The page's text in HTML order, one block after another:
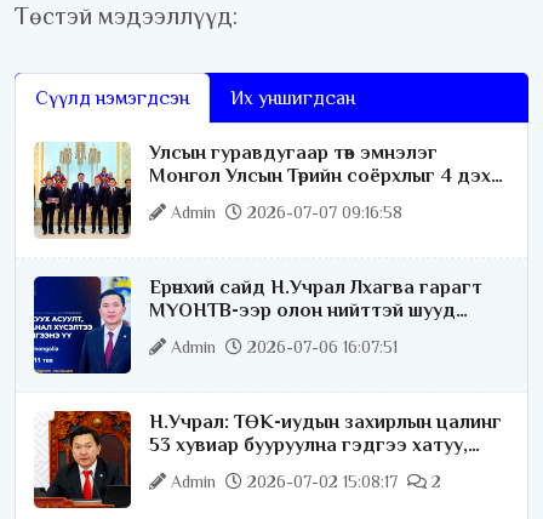
Төстэй мэдээллүүд:
Сүүлд нэмэгдсэн Их уншигдсан
Улсын гуравдугаар төв эмнэлэг
Монгол Улсын Төрийн соёрхлыг 4 дэх
удаагаа хүртлээ
Admin 2026-07-07 09:16:58
Ерөнхий сайд Н.Учрал Лхагва гарагт
МҮОНТВ-ээр олон нийттэй шууд
ярилцана
Admin 2026-07-06 16:07:51
Н.Учрал: ТӨК-иудын захирлын цалинг
53 хувиар бууруулна гэдгээ хатуу,
хариуцлагатайгаар хэлье
Admin 2026-07-02 15:08:17 2